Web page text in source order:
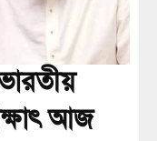
ভারতীয়
আজ